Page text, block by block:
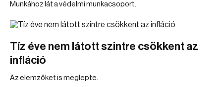
Munkához lát a védelmi munkacsoport.
Tíz éve nem látott szintre csökkent az
infláció
Az elemzőket is meglepte.